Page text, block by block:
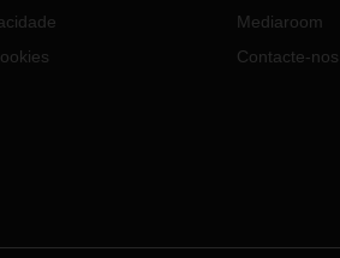
Mediaroom
Contacte-nos